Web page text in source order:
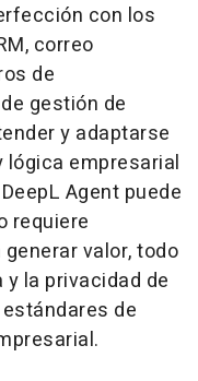
con los
correo
de
gestión de
y adaptarse
empresarial
Agent puede
requiere
valor, todo
la privacidad de
de